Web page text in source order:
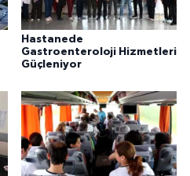
Hastanede
Gastroenteroloji Hizmetleri
Güçleniyor